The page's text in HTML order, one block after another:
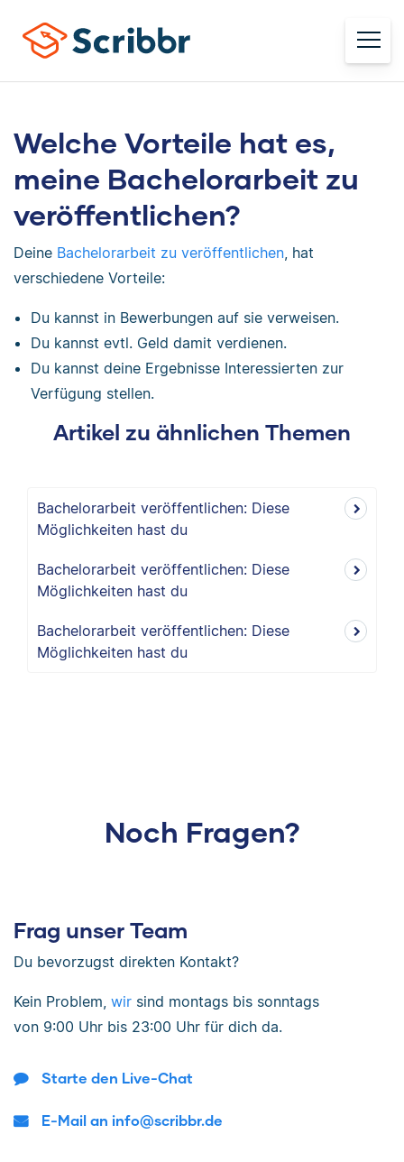
Welche Vorteile hat es,
meine Bachelorarbeit zu
veröffentlichen?
Deine Bachelorarbeit zu veröffentlichen, hat
verschiedene Vorteile:
Du kannst in Bewerbungen auf sie verweisen.
Du kannst evtl. Geld damit verdienen.
Du kannst deine Ergebnisse Interessierten zur
Verfügung stellen.
Artikel zu ähnlichen Themen
Bachelorarbeit veröffentlichen: Diese
Möglichkeiten hast du
Bachelorarbeit veröffentlichen: Diese
Möglichkeiten hast du
Bachelorarbeit veröffentlichen: Diese
Möglichkeiten hast du
Noch Fragen?
Frag unser Team
Du bevorzugst direkten Kontakt?
Kein Problem, wir sind montags bis sonntags
von 9:00 Uhr bis 23:00 Uhr für dich da.
Starte den Live-Chat
E-Mail an info@scribbr.de